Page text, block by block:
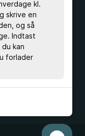
på
kl.
skrive en
og så
Indtast
kan
forlader